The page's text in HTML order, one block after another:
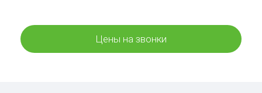
Цены на звонки